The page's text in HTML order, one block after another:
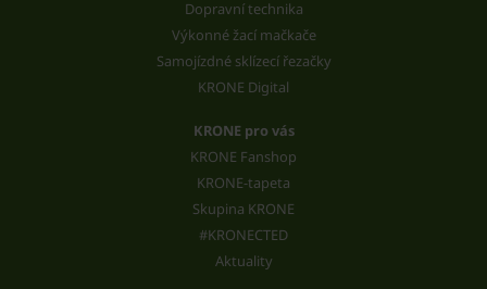
Dopravní technika
Výkonné žací mačkače
Samojízdné sklízecí řezačky
KRONE Digital
KRONE pro vás
KRONE Fanshop
KRONE-tapeta
Skupina KRONE
#KRONECTED
Aktuality